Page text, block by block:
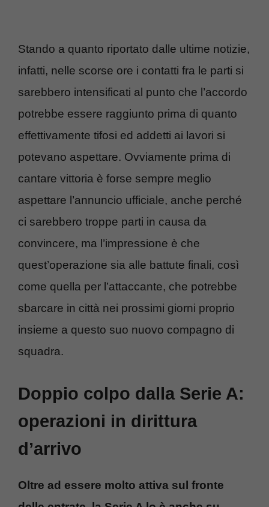
Stando a quanto riportato dalle ultime notizie,
infatti, nelle scorse ore i contatti fra le parti si
sarebbero intensificati al punto che l’accordo
potrebbe essere raggiunto prima di quanto
effettivamente tifosi ed addetti ai lavori si
potevano aspettare. Ovviamente prima di
cantare vittoria è forse sempre meglio
aspettare l’annuncio ufficiale, anche perché
ci sarebbero troppe parti in causa da
convincere, ma l’impressione è che
quest’operazione sia alle battute finali, così
come quella per l’attaccante, che potrebbe
sbarcare in città nei prossimi giorni proprio
insieme a questo suo nuovo compagno di
squadra.
Doppio colpo dalla Serie A:
operazioni in dirittura
d’arrivo
Oltre ad essere molto attiva sul fronte